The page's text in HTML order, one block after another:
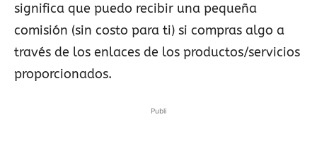
significa que puedo recibir una pequeña
comisión (sin costo para ti) si compras algo a
través de los enlaces de los productos/servicios
proporcionados.
Publi